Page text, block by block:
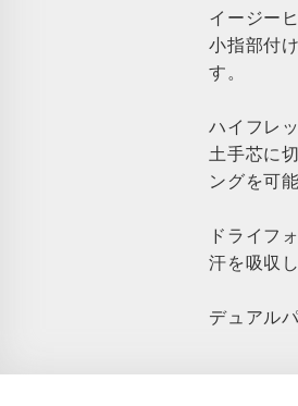
イージー
小指部付
す。
ハイフレ
土手芯に
ングを可
ドライフ
汗を吸収
デュアル